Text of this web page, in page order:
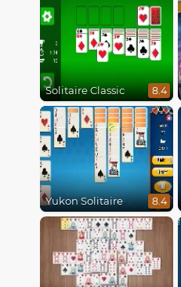
Solitaire Classic 8.4
Yukon Solitaire 8.4